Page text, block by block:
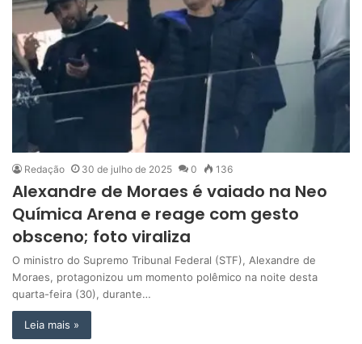
Redação 30 de julho de 2025 0 136
Alexandre de Moraes é vaiado na Neo
Química Arena e reage com gesto
obsceno; foto viraliza
O ministro do Supremo Tribunal Federal (STF), Alexandre de
Moraes, protagonizou um momento polêmico na noite desta
quarta-feira (30), durante…
Leia mais »